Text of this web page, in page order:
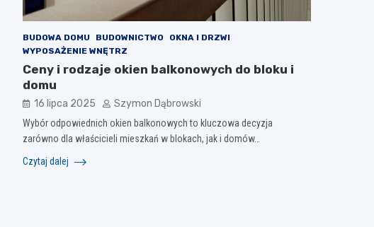
BUDOWA DOMU BUDOWNICTWO
OKNA I DRZWI
WYPOSAŻENIE WNĘTRZ
Ceny i rodzaje okien balkonowych do bloku i
domu
16 lipca 2025 Szymon Dąbrowski
Wybór odpowiednich okien balkonowych to kluczowa decyzja
zarówno dla właścicieli mieszkań w blokach, jak i domów…
Czytaj dalej